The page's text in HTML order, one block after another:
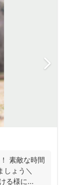
素敵な時間
しょう＼
る様に...